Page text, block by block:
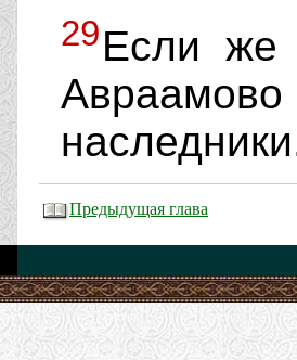
29Если же
Предыдущая глава